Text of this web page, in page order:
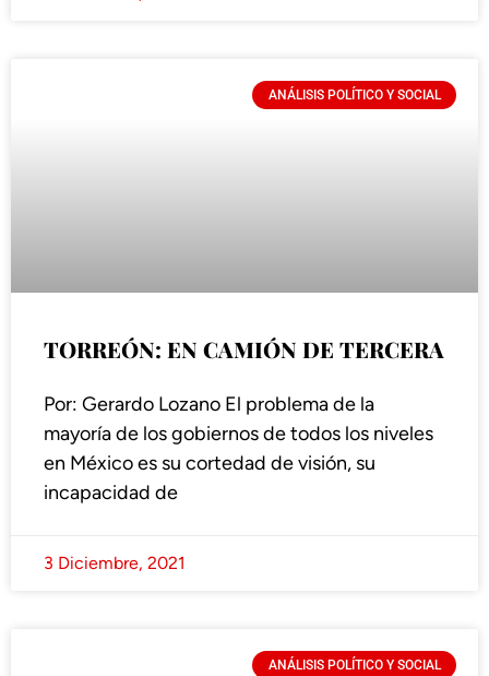
ANÁLISIS POLÍTICO Y SOCIAL
TORREÓN: EN CAMIÓN DE TERCERA
Por: Gerardo Lozano El problema de la
mayoría de los gobiernos de todos los niveles
en México es su cortedad de visión, su
incapacidad de
3 Diciembre, 2021
ANÁLISIS POLÍTICO Y SOCIAL